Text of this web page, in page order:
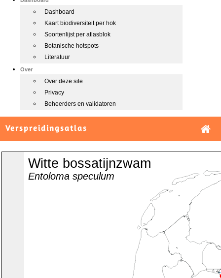
Dashboard
Kaart biodiversiteit per hok
Soortenlijst per atlasblok
Botanische hotspots
Literatuur
Over
Over deze site
Privacy
Beheerders en validatoren
Verspreidingsatlas